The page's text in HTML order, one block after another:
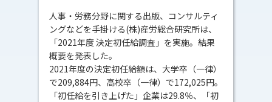
人事・労務分野に関する出版、コンサルティ
ングなどを手掛ける(株)産労総合研究所は、
「2021年度 決定初任給調査」を実施。結果
概要を発表した。
2021年度の決定初任給額は、大学卒（一律）
で209,884円、高校卒（一律）で172,025円。
「初任給を引き上げた」企業は29.8％、「初